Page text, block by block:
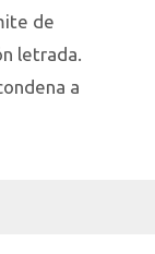
de
letrada.
a